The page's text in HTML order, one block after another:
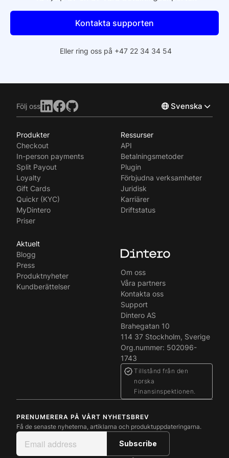
Kontakta supporten
Eller ring oss på +47 22 34 34 54
Följ oss Svenska
English
Produkter
Checkout
In-person payments
Split Payout
Loyalty
Gift Cards
Quickr (KYC)
MyDintero
Priser
Ressurser
API
Betalningsmetoder
Plugin
Förbjudna verksamheter
Juridisk
Karriärer
Driftstatus
Aktuelt
Blogg
Press
Produktnyheter
Kundberättelser
Om oss
Våra partners
Kontakta oss
Support
Dintero AS
Brahegatan 10
114 37 Stockholm, Sverige
Org.nummer: 502096-
1743
Tillstånd från den
norska
Finansinspektionen.
PRENUMERERA PÅ VÅRT NYHETSBREV
Få de senaste nyheterna, artiklarna och produktuppdateringarna.